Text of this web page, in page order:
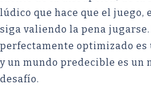
lúdico que hace que el juego,
siga valiendo la pena
perfectamente optimizado es
y un mundo predecible es un
desafío.